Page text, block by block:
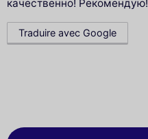
качественно! Рекомендую!
Traduire avec Google